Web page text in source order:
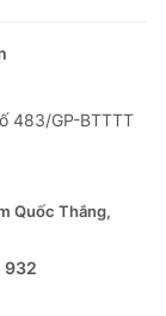
483/GP-BTTTT
Quốc Thắng,
932